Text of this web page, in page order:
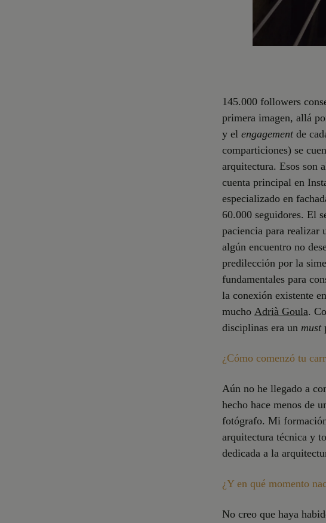
145.000 followers
primera imagen, allá
y el engagementde
comparticiones) se
arquitectura. Esos son
cuenta principal en
especializado en
60.000 seguidores. El
paciencia para realizar
algún encuentro no
predilección por la
fundamentales para
la conexión existente
mucho Adrià Goula.
disciplinas era un must
¿Cómo comenzó tu
Aún no he llegado a
hecho hace menos de
fotógrafo. Mi
arquitectura técnica y
dedicada a la
¿Y en qué momento
No creo que haya